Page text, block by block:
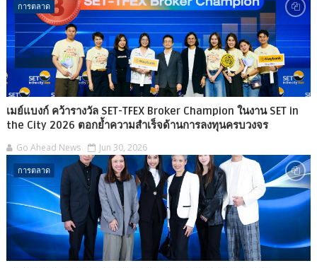
การตลาด
เมย์แบงก์ คว้ารางวัล SET-TFEX Broker Champion ในงาน SET in
the City 2026 ตอกย้ำความสำเร็จด้านการลงทุนครบวงจร
Go Ahead News Jun 30, 2026
การตลาด